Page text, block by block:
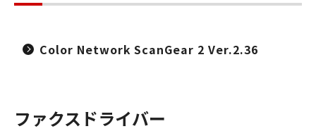
Color Network ScanGear 2 Ver.2.36
ファクスドライバー